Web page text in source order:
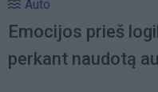
Auto
Emocijos prieš
perkant naudotą